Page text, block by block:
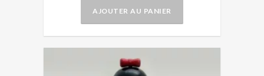
AJOUTER AU PANIER